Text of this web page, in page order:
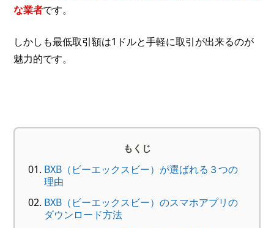
な業者です。
しかしも最低取引額は1ドルと手軽に取引が出来るのが
魅力的です。
もくじ
BXB（ビーエックスビー）が選ばれる３つの
理由
BXB（ビーエックスビー）のスマホアプリの
ダウンロード方法